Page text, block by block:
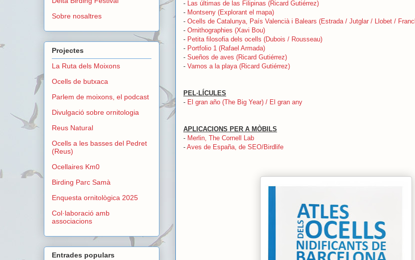
- Las últimas de las Filipinas (Ricard Gutiérrez)
- Montseny (Explorant el mapa)
- Ocells de Catalunya, País Valencià i Balears (Estrada / Jutglar / Llobet /
- Ornithographies (Xavi Bou)
- Petita filosofia dels ocells (Dubois / Rousseau)
- Portfolio 1 (Rafael Armada)
- Sueños de aves (Ricard Gutiérrez)
- Vamos a la playa (Ricard Gutiérrez)
PEL·LÍCULES
- El gran año (The Big Year) / El gran any
APLICACIONS PER A MÒBILS
- Merlin, The Cornell Lab
- Aves de España, de SEO/Birdlife
Sobre nosaltres
Projectes
La Ruta dels Moixons
Ocells de butxaca
Parlem de moixons, el podcast
Divulgació sobre ornitologia
Reus Natural
Ocells a les basses del Pedret
(Reus)
Ocellaires Km0
Birding Parc Samà
Enquesta ornitològica 2025
Col·laboració amb
associacions
Entrades populars